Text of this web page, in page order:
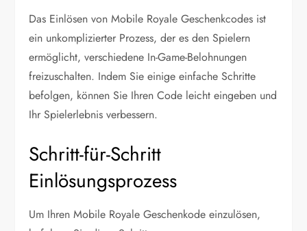
Das Einlösen von Mobile Royale Geschenkcodes ist
ein unkomplizierter Prozess, der es den Spielern
ermöglicht, verschiedene In-Game-Belohnungen
freizuschalten. Indem Sie einige einfache Schritte
befolgen, können Sie Ihren Code leicht eingeben und
Ihr Spielerlebnis verbessern.
Schritt-für-Schritt
Einlösungsprozess
Um Ihren Mobile Royale Geschenkode einzulösen,